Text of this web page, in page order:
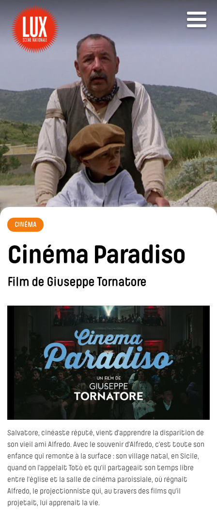
CINÉMA
Cinéma Paradiso
Film de Giuseppe Tornatore
Salvatore, cinéaste réputé, vient d'apprendre la disparition de
son vieil ami Alfredo. Avec le souvenir d'Alfredo, c'est toute son
enfance qui remonte à la surface : son village natal, en Sicile,
quand on l'appelait Totò et qu'il partageait son temps libre
entre l'église et la salle de cinéma paroissiale, où régnait
Alfredo, le projectionniste qui, au travers des films qu'il
projetait, lui apprenait la vie.